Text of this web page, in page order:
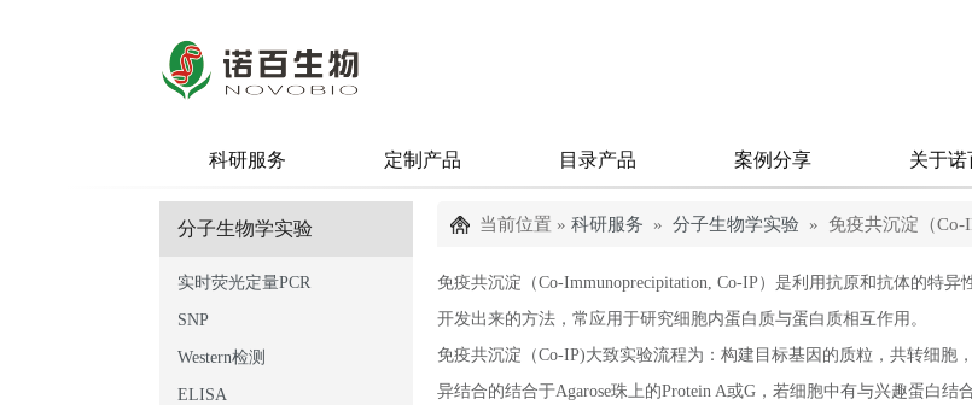
科研服务 定制产品 目录产品 案例分享 关于诺
分子生物学实验
实时荧光定量PCR
SNP
Western检测
ELISA
当前位置 » 科研服务 » 分子生物学实验 » 免疫共沉淀（Co-
免疫共沉淀（Co-Immunoprecipitation, Co-IP）是利用抗原和抗体的特
开发出来的方法，常应用于研究细胞内蛋白质与蛋白质相互作用。
免疫共沉淀（Co-IP)大致实验流程为：构建目标基因的质粒，共转细
异结合的结合于Agarose珠上的Protein A或G，若细胞中有与兴趣蛋白